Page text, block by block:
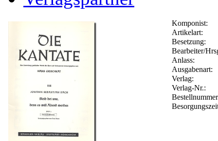
Komponist:
Artikelart:
Besetzung:
Bearbeiter/
Anlass:
Ausgabenart:
Verlag:
Verlag-Nr.: